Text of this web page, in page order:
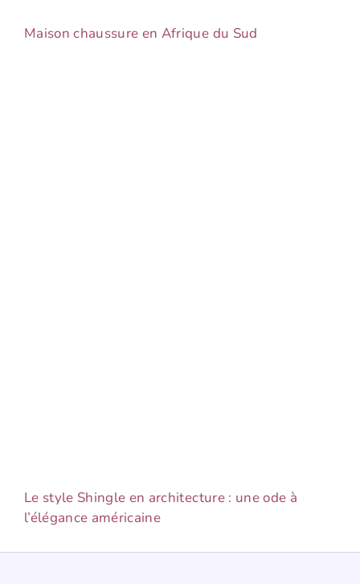
Maison chaussure en Afrique du Sud
Le style Shingle en architecture : une ode à
l’élégance américaine